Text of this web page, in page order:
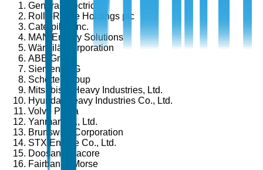
General Electric
Rolls-Royce Holdings plc
Caterpillar Inc.
MAN Energy Solutions
Wärtsilä Corporation
ABB Group
Siemens AG
Schottel Group
Mitsubishi Heavy Industries, Ltd.
Hyundai Heavy Industries Co., Ltd.
Volvo Penta
Yanmar Co., Ltd.
Brunswick Corporation
STX Engine Co., Ltd.
Doosan Infracore
Fairbanks Morse